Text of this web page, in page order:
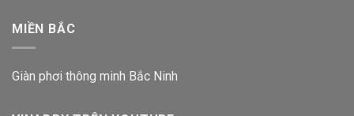
MIỀN BẮC
Giàn phơi thông minh Bắc Ninh